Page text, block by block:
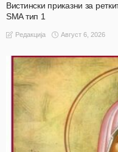
Вистински приказни за
SMA тип 1
Редакција Август 6, 2026